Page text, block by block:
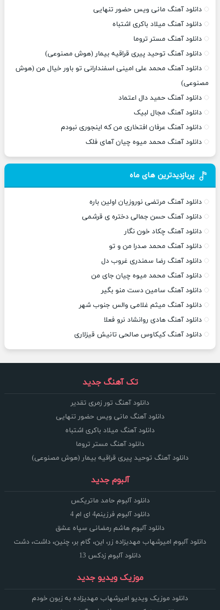
دانلود آهنگ مانی ویس حضور تنهایی
دانلود آهنگ میلاد باکری اشتباه
دانلود آهنگ مستر تروما
دانلود آهنگ توحید پیری قراقیه بیمار (هوش مصنوعی)
دانلود آهنگ محمد علی امینی اسفندارانی تو باور خیال من (هوش
مصنوعی)
دانلود آهنگ حمید دال اعتماد
دانلود آهنگ مجال لبیک
دانلود آهنگ عرفان افتخاری من که اینجوری نبودم
دانلود آهنگ محمد میوه چیان آهای فلک
پربازدیدترین های ماه
دانلود آهنگ مرتضی نوروزیان اولین باره
دانلود آهنگ حسن جمالی دختره ی قرشمی
دانلود آهنگ چکاد خون نگار
دانلود آهنگ محمد صدرا من و تو
دانلود آهنگ رضا سمندری غروب دل
دانلود آهنگ محمد میوه چیان جای من
دانلود آهنگ سامین دست منو بگیر
دانلود آهنگ میثم غلامی والس جنوب شهر
دانلود آهنگ هادی روانشاد نرو فعلا
دانلود آهنگ کیکاوس صالحی تانیش قیزلاری
تک آهنگ جدید
دانلود آهنگ تور زمری تقدیر
دانلود آهنگ مانی ویس حضور تنهایی
دانلود آهنگ میلاد باکری اشتباه
دانلود آهنگ مستر تروما
دانلود آهنگ توحید پیری قراقیه بیمار (هوش مصنوعی)
آلبوم جدید
دانلود آلبوم حامد ماتریکس
دانلود آلبوم فرزینم4 ای ام 4
دانلود آلبوم هاشم رمضانی سپاه عشق
دانلود آلبوم امیرشهاب مهدیزاده زر، این، گام بر، چنین، داشت، دشت
دانلود آلبوم زدکس 13
موزیک ویدیو جدید
دانلود موزیک ویدیو امیرشهاب مهدیزاده به زبون خودم